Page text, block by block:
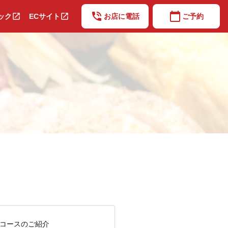
ク open_in_new ECサイト open_in_new phone_in_talk お店に電話 calendar_today ご予約
ースのご紹介